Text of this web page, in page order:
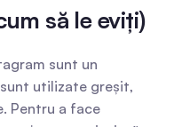
să le eviți)
sunt un
utilizate greșit,
Pentru a face